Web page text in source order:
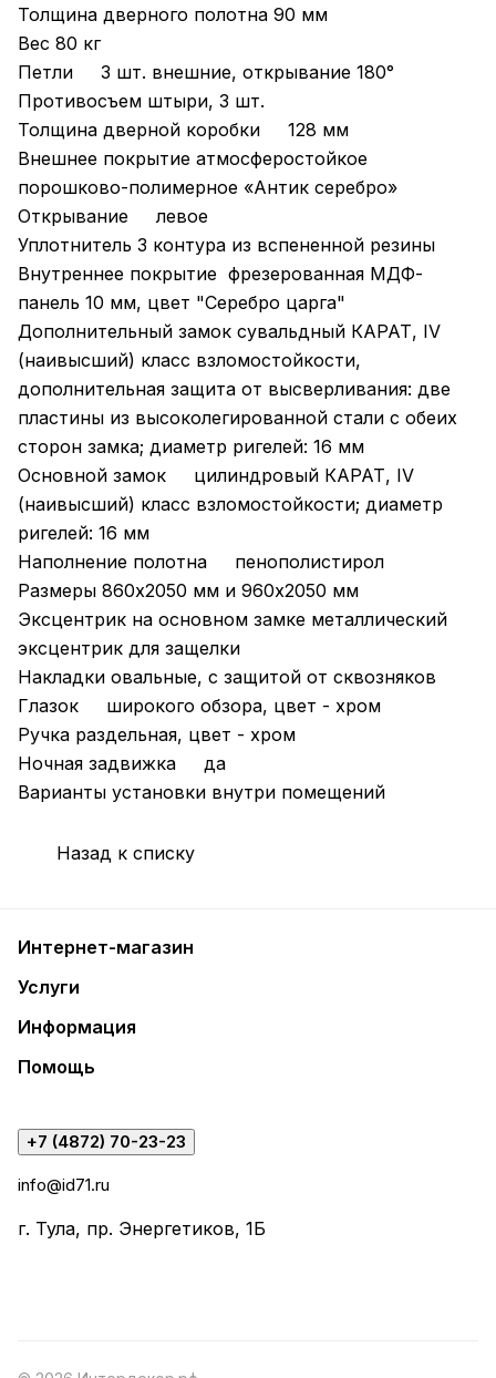
Толщина дверного полотна 90 мм
Вес 80 кг
Петли 3 шт. внешние, открывание 180°
Противосъем штыри, 3 шт.
Толщина дверной коробки 128 мм
Внешнее покрытие атмосферостойкое
порошково-полимерное «Антик серебро»
Открывание левое
Уплотнитель 3 контура из вспененной резины
Внутреннее покрытие фрезерованная МДФ-
панель 10 мм, цвет "Серебро царга"
Дополнительный замок сувальдный КАРАТ, IV
(наивысший) класс взломостойкости,
дополнительная защита от высверливания: две
пластины из высоколегированной стали с обеих
сторон замка; диаметр ригелей: 16 мм
Основной замок цилиндровый КАРАТ, IV
(наивысший) класс взломостойкости; диаметр
ригелей: 16 мм
Наполнение полотна пенополистирол
Размеры 860х2050 мм и 960х2050 мм
Эксцентрик на основном замке металлический
эксцентрик для защелки
Накладки овальные, с защитой от сквозняков
Глазок широкого обзора, цвет - хром
Ручка раздельная, цвет - хром
Ночная задвижка да
Варианты установки внутри помещений
Назад к списку
Интернет-магазин
Услуги
Информация
Помощь
+7 (4872) 70-23-23
info@id71.ru
г. Тула, пр. Энергетиков, 1Б